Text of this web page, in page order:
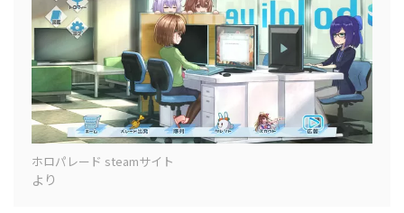
ホロパレード steamサイト
より